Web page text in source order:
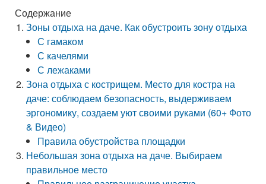
Содержание
Зоны отдыха на даче. Как обустроить зону отдыха
С гамаком
С качелями
С лежаками
Зона отдыха с кострищем. Место для костра на
даче: соблюдаем безопасность, выдерживаем
эргономику, создаем уют своими руками (60+ Фото
& Видео)
Правила обустройства площадки
Небольшая зона отдыха на даче. Выбираем
правильное место